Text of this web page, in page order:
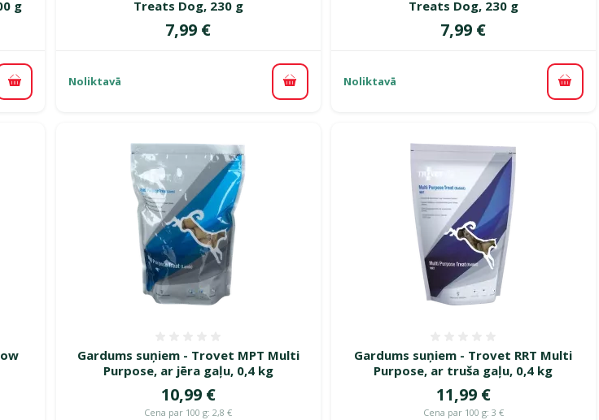
g
Pievienot grozam
Treats Dog, 230 g
Cena
7,99 €
Noliktavā Pievienot grozam
Treats Dog, 230 g
Cena
7,99 €
Noliktavā
Gardums suņiem - Trovet MPT Multi
Purpose, ar jēra gaļu, 0,4 kg
Cena
10,99 €
Cena par 100 g: 2,8 €
Gardums suņiem - Trovet RRT Multi
Purpose, ar truša gaļu, 0,4 kg
Cena
11,99 €
Cena par 100 g: 3 €